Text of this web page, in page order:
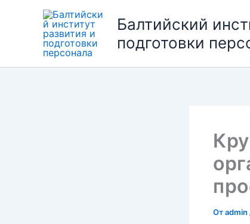
содержимому
Балтийский
подготовки
Отadmin